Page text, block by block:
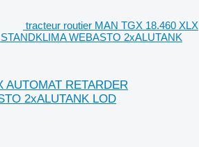
tracteur routier MAN TGX 18.460 XLX
WEBASTO 2xALUTANK
AUTOMAT RETARDER
2xALUTANK LOD